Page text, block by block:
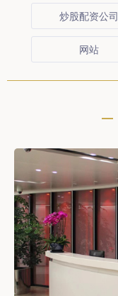
炒股配资公司
网站